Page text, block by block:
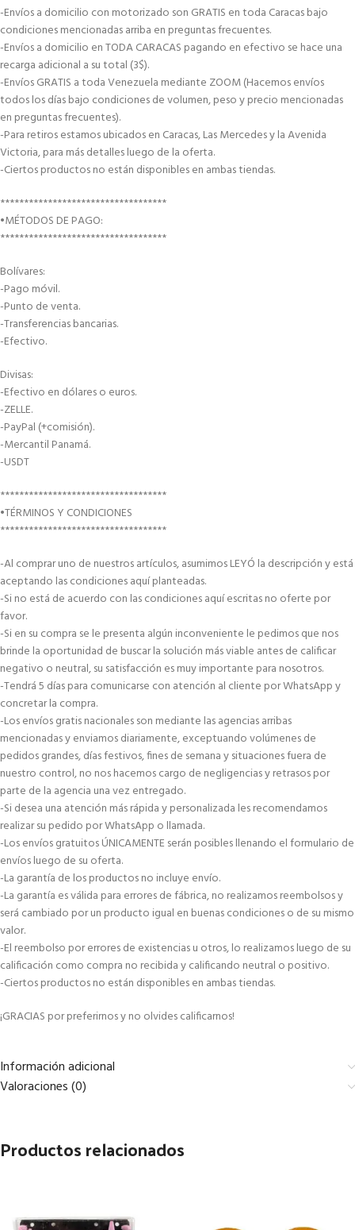
-Envíos a domicilio con motorizado son GRATIS en toda Caracas bajo
condiciones mencionadas arriba en preguntas frecuentes.
-Envíos a domicilio en TODA CARACAS pagando en efectivo se hace una
recarga adicional a su total (3$).
-Envíos GRATIS a toda Venezuela mediante ZOOM (Hacemos envíos
todos los días bajo condiciones de volumen, peso y precio mencionadas
en preguntas frecuentes).
-Para retiros estamos ubicados en Caracas, Las Mercedes y la Avenida
Victoria, para más detalles luego de la oferta.
-Ciertos productos no están disponibles en ambas tiendas.
***********************************
•MÉTODOS DE PAGO:
***********************************
Bolívares:
-Pago móvil.
-Punto de venta.
-Transferencias bancarias.
-Efectivo.
Divisas:
-Efectivo en dólares o euros.
-ZELLE.
-PayPal (+comisión).
-Mercantil Panamá.
-USDT
***********************************
•TÉRMINOS Y CONDICIONES
***********************************
-Al comprar uno de nuestros artículos, asumimos LEYÓ la descripción y está
aceptando las condiciones aquí planteadas.
-Si no está de acuerdo con las condiciones aquí escritas no oferte por
favor.
-Si en su compra se le presenta algún inconveniente le pedimos que nos
brinde la oportunidad de buscar la solución más viable antes de calificar
negativo o neutral, su satisfacción es muy importante para nosotros.
-Tendrá 5 días para comunicarse con atención al cliente por WhatsApp y
concretar la compra.
-Los envíos gratis nacionales son mediante las agencias arribas
mencionadas y enviamos diariamente, exceptuando volúmenes de
pedidos grandes, días festivos, fines de semana y situaciones fuera de
nuestro control, no nos hacemos cargo de negligencias y retrasos por
parte de la agencia una vez entregado.
-Si desea una atención más rápida y personalizada les recomendamos
realizar su pedido por WhatsApp o llamada.
-Los envíos gratuitos ÚNICAMENTE serán posibles llenando el formulario de
envíos luego de su oferta.
-La garantía de los productos no incluye envío.
-La garantía es válida para errores de fábrica, no realizamos reembolsos y
será cambiado por un producto igual en buenas condiciones o de su mismo
valor.
-El reembolso por errores de existencias u otros, lo realizamos luego de su
calificación como compra no recibida y calificando neutral o positivo.
-Ciertos productos no están disponibles en ambas tiendas.
¡GRACIAS por preferirnos y no olvides calificarnos!
Información adicional
Valoraciones (0)
Productos relacionados